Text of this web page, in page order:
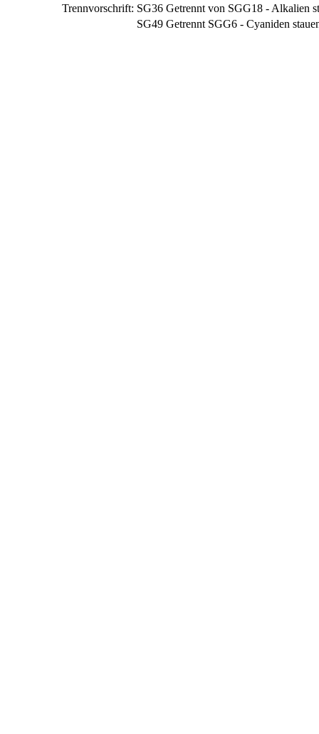
Trennvorschrift: SG36 Getrennt von SGG18 - Alkalien
SG49 Getrennt SGG6 - Cyaniden